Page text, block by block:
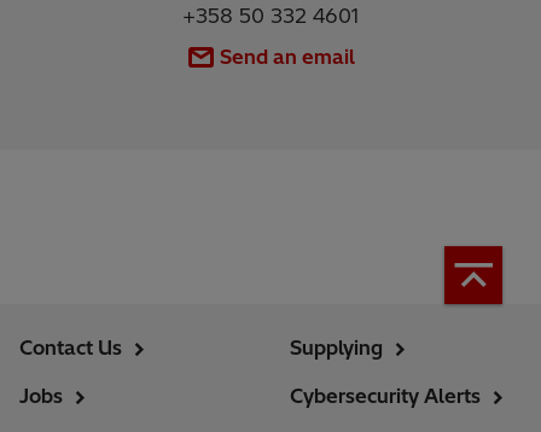
+358 50 332 4601
Send an email
Contact Us
Jobs
Supplying
Cybersecurity Alerts